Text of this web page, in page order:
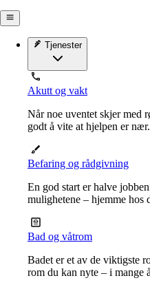
Tjenester
Akutt og vakt
Når noe uventet skjer med
godt å vite at hjelpen er nær.
Befaring og rådgivning
En god start er halve
mulighetene – hjemme hos
Bad og våtrom
Badet er et av de viktigste
rom du kan nyte – i mange